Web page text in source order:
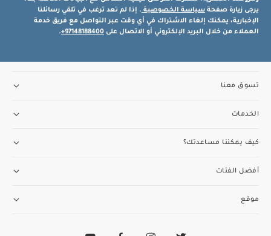
يرجى زيارة صفحة سياسة الخصوصية . إذا لم تعد ترغب في تلقي رسائلنا
الإخبارية، يمكنك إلغاء الاشتراك في أي وقت عبر التواصل مع فريق خدمة
العملاء من خلال البريد الإلكتروني أو الاتصال على 97148188400+
.
تسوق معنا
الخدمات
كيف يمكننا مساعدتك؟
أفضل الفئات
موقع